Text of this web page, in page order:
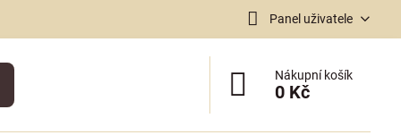
Panel uživatele
Nákupní košík
0 Kč